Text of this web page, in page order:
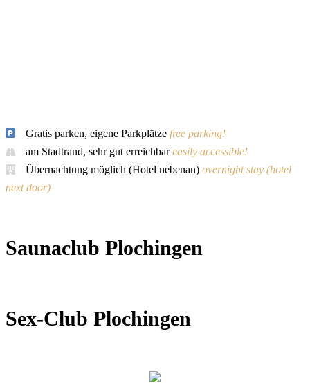
Gratis parken, eigene Parkplätze free parking!
am Stadtrand, sehr gut erreichbareasily accessible!
Übernachtung möglich (Hotel nebenan) overnight stay (hotel
next door)
Saunaclub Plochingen
Sex-Club Plochingen